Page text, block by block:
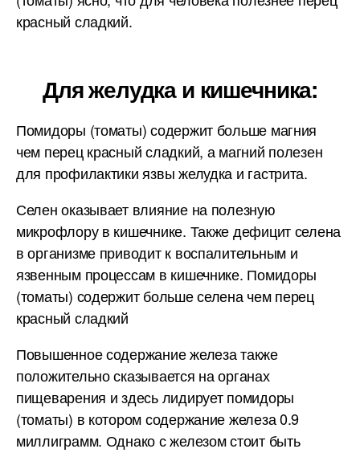
красный сладкий.
Для желудка и кишечника:
Помидоры (томаты) содержит больше магния
чем перец красный сладкий, а магний полезен
для профилактики язвы желудка и гастрита.
Селен оказывает влияние на полезную
микрофлору в кишечнике. Также дефицит селена
в организме приводит к воспалительным и
язвенным процессам в кишечнике. Помидоры
(томаты) содержит больше селена чем перец
красный сладкий
Повышенное содержание железа также
положительно сказывается на органах
пищеварения и здесь лидирует помидоры
(томаты) в котором содержание железа 0.9
миллиграмм. Однако с железом стоит быть